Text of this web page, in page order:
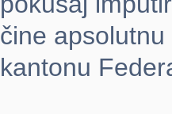
čine
kantonu